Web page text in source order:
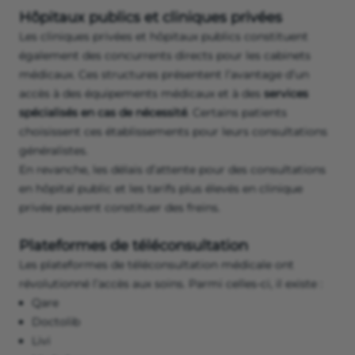
Hôpitaux publics et cliniques privées
Les cliniques privées et hôpitaux publics constituent
également des concurrents directs pour les cabinets
médicaux. Ces structures présentent l’avantage d’un
accès à des équipements médicaux et à des services
spécialisés en cas de nécessité. Certains patients
choisissent ces établissements pour leurs consultations
généralistes.
En revanche, les délais d’attente pour des consultations
en hôpital public et les tarifs plus élevés en clinique
privée peuvent constituer des freins.
Plateformes de téléconsultation
Les plateformes de téléconsultation médicale ont
révolutionné l’accès aux soins. Parmi celles-ci, il existe :
Qare
Doctolib
Livi